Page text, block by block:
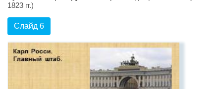
1823 гг.)
Слайд 6